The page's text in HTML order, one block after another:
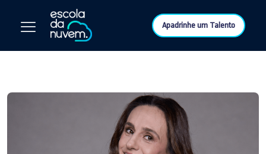
Apadrinhe um Talento